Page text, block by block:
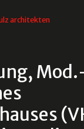
architekten